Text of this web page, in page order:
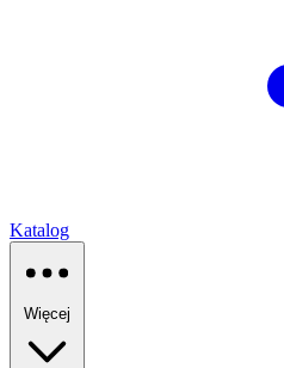
Katalog
Więcej